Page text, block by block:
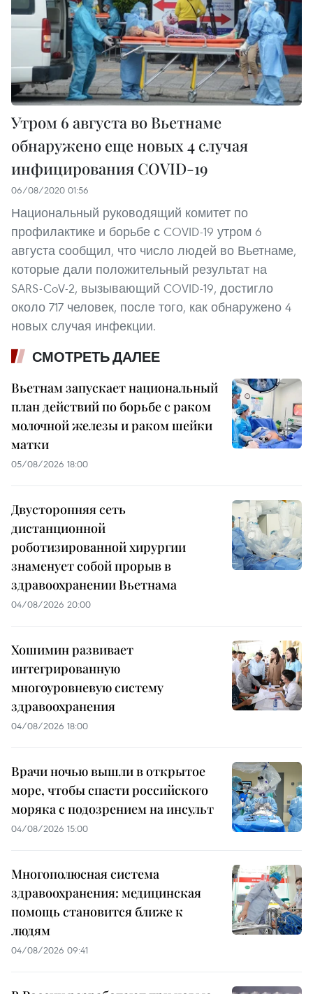
Утром 6 августа во Вьетнаме
обнаружено еще новых 4 случая
инфицирования COVID-19
06/08/2020 01:56
Национальный руководящий комитет по
профилактике и борьбе с COVID-19 утром 6
августа сообщил, что число людей во Вьетнаме,
которые дали положительный результат на
SARS-CoV-2, вызывающий COVID-19, достигло
около 717 человек, после того, как обнаружено 4
новых случая инфекции.
СМОТРЕТЬ ДАЛЕЕ
Вьетнам запускает национальный
план действий по борьбе с раком
молочной железы и раком шейки
матки
05/08/2026 18:00
Двусторонняя сеть
дистанционной
роботизированной хирургии
знаменует собой прорыв в
здравоохранении Вьетнама
04/08/2026 20:00
Хошимин развивает
интегрированную
многоуровневую систему
здравоохранения
04/08/2026 18:00
Врачи ночью вышли в открытое
море, чтобы спасти российского
моряка с подозрением на инсульт
04/08/2026 15:00
Многополюсная система
здравоохранения: медицинская
помощь становится ближе к
людям
04/08/2026 09:41